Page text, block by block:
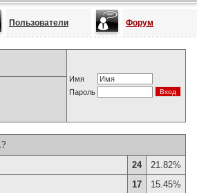
Пользователи Форум
Имя
Пароль
24
21.82%
17
15.45%